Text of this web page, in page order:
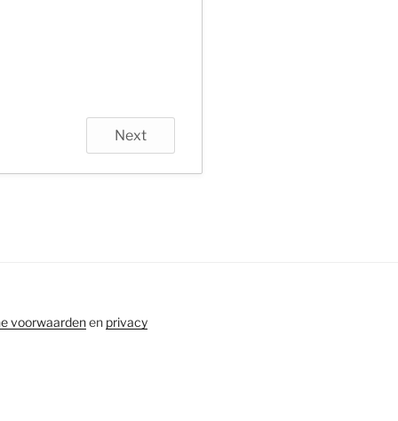
Next
voorwaardenen privacy